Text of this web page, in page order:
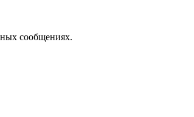
сообщениях.